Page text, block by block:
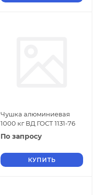
Чушка алюминиевая
1000 кг ВД ГОСТ 1131-76
По запросу
КУПИТЬ